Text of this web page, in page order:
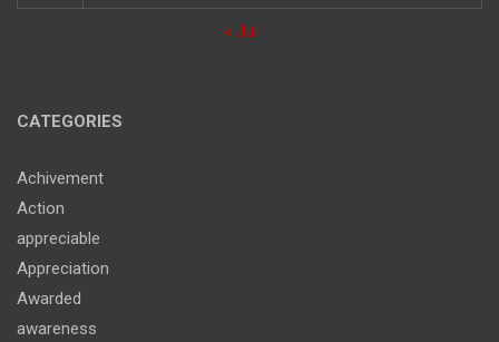
« Jul
CATEGORIES
Achivement
Action
appreciable
Appreciation
Awarded
awareness